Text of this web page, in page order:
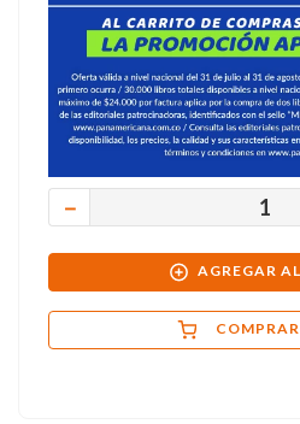
－
AGREGAR